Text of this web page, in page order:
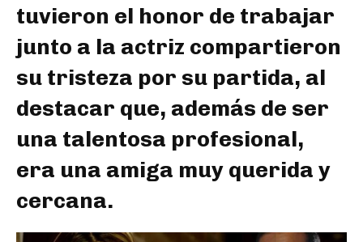
tuvieron el honor de trabajar
junto a la actriz compartieron
su tristeza por su partida, al
destacar que, además de ser
una talentosa profesional,
era una amiga muy querida y
cercana.